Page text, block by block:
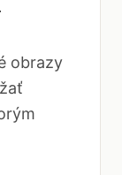
obrazy